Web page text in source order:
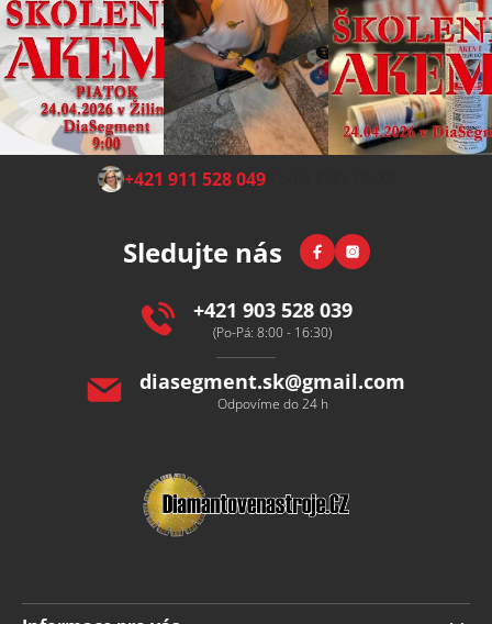
Z +421 911 528 049(Po-Pá 8:00-15:00)
Sledujte nás FacebookInstagram
+421 903 528 039
(Po-Pá: 8:00 - 16:30)
diasegment.sk@gmail.com
Odpovíme do 24 h